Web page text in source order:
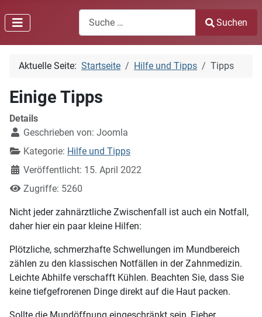
Search
Suchen
Aktuelle Seite: Startseite Hilfe und Tipps Tipps
Einige Tipps
Details
Geschrieben von: Joomla
Kategorie: Hilfe und Tipps
Veröffentlicht: 15. April 2022
Zugriffe: 5260
Nicht jeder zahnärztliche Zwischenfall ist auch ein Notfall,
daher hier ein paar kleine Hilfen:
Plötzliche, schmerzhafte Schwellungen im Mundbereich
zählen zu den klassischen Notfällen in der Zahnmedizin.
Leichte Abhilfe verschafft Kühlen. Beachten Sie, dass Sie
keine tiefgefrorenen Dinge direkt auf die Haut packen.